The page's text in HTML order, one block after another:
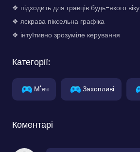
❖ підходить для гравців будь-якого віку
❖ яскрава піксельна графіка
❖ інтуїтивно зрозуміле керування
Категорії:
М'яч Захопливі
Коментарі